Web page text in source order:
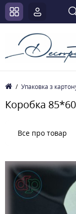
Упаковка з
Коробка
Все про товар